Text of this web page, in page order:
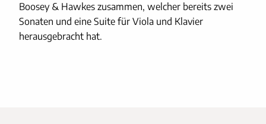
Boosey & Hawkes zusammen, welcher bereits zwei
Sonaten und eine Suite für Viola und Klavier
herausgebracht hat.